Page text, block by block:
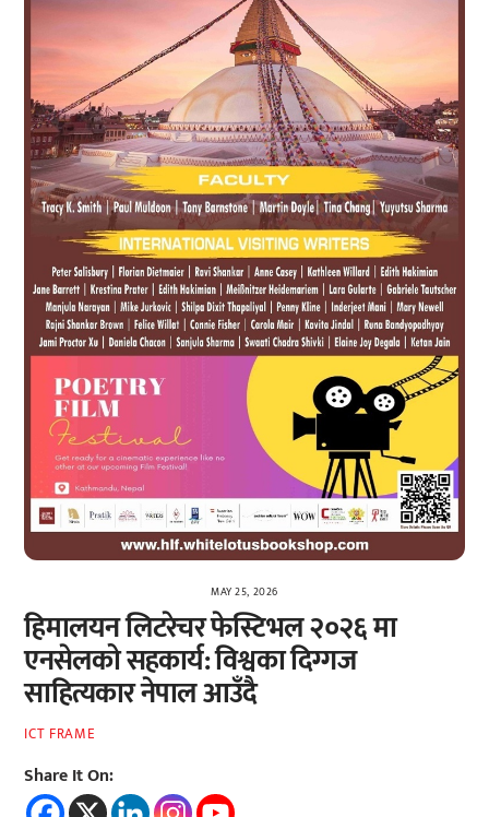
MAY 25, 2026
हिमालयन लिटरेचर फेस्टिभल २०२६ मा
एनसेलको सहकार्य: विश्वका दिग्गज
साहित्यकार नेपाल आउँदै
ICT FRAME
Share It On: